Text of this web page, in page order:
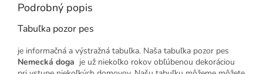
Podrobný popis
Tabuľka pozor pes
je informačná a výstražná tabuľka. Naša tabuľka pozor pes
Nemecká doga je už niekoľko rokov obľúbenou dekoráciou